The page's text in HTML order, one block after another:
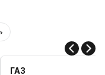
ГАЗ